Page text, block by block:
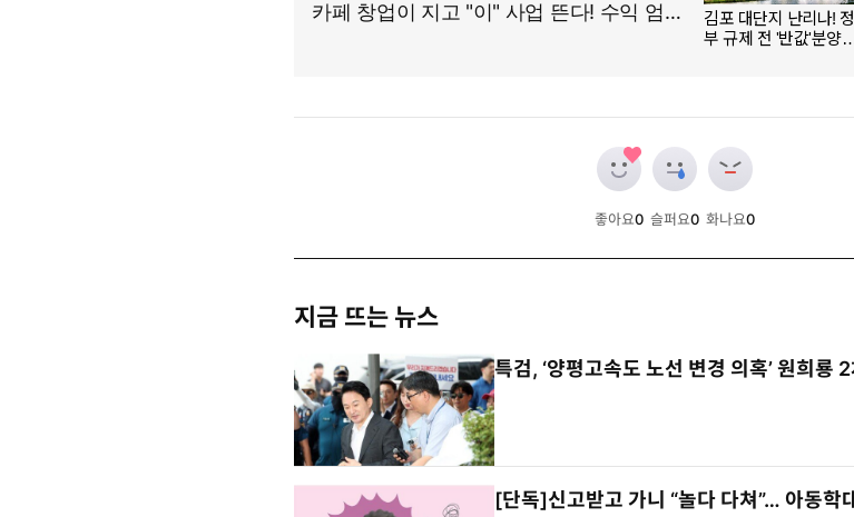
좋아요0 슬퍼요0 화나요0
지금 뜨는 뉴스
특검, ‘양평고속도 노선 변경 의혹’ 원희룡
[단독]신고받고 가니 “놀다 다쳐”… 아동학